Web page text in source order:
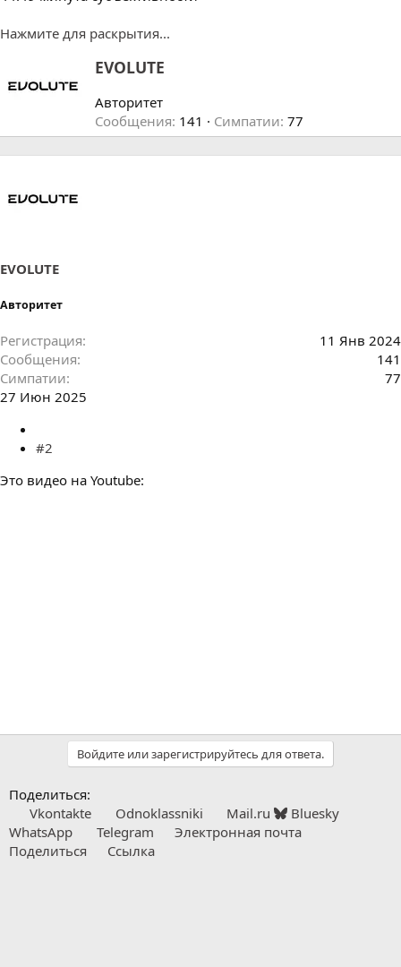
Нажмите для раскрытия...
А
т
о
р
EVOLUTE
Авторитет
Сообщения 141 Симпатии 77
EVOLUTE
Авторитет
Регистрация
11 Янв 2024
Сообщения
141
Симпатии
77
27 Июн 2025
#2
Это видео на Youtube:
Войдите или зарегистрируйтесь для ответа.
Поделиться:
Vkontakte
Odnoklassniki Mail.ru
Bluesky
WhatsApp
Telegram
Электронная почта
Поделиться
Ссылка